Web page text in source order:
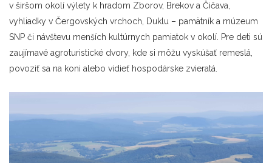
v širšom okolí výlety k hradom Zborov, Brekov a Čičava,
vyhliadky v Čergovských vrchoch, Duklu – pamätník a múzeum
SNP či návštevu menších kultúrnych pamiatok v okolí. Pre deti sú
zaujímavé agroturistické dvory, kde si môžu vyskúšať remeslá,
povoziť sa na koni alebo vidieť hospodárske zvieratá.